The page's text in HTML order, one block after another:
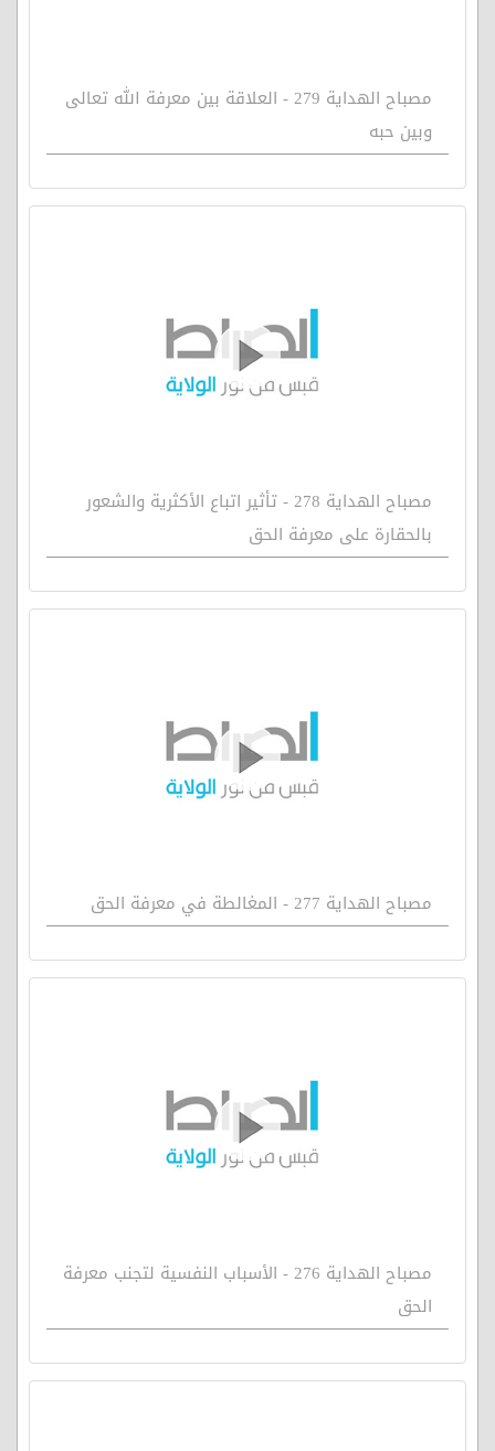
مصباح الهداية 279 - العلاقة بين معرفة الله تعالى
وبين حبه
مصباح الهداية 278 - تأثير اتباع الأكثرية والشعور
بالحقارة على معرفة الحق
مصباح الهداية 277 - المغالطة في معرفة الحق
مصباح الهداية 276 - الأسباب النفسية لتجنب معرفة
الحق